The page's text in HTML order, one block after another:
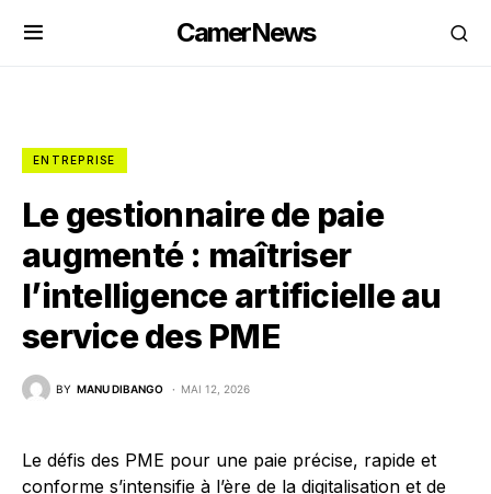
CamerNews
ENTREPRISE
Le gestionnaire de paie
augmenté : maîtriser
l’intelligence artificielle au
service des PME
BY MANU DIBANGO MAI 12, 2026
Le défis des PME pour une paie précise, rapide et
conforme s’intensifie à l’ère de la digitalisation et de